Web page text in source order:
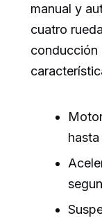
manual y
cuatro
conducción
hasta